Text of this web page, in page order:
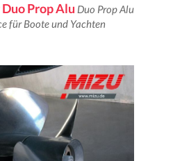
Prop Alu Duo Prop Alu
für Boote und Yachten